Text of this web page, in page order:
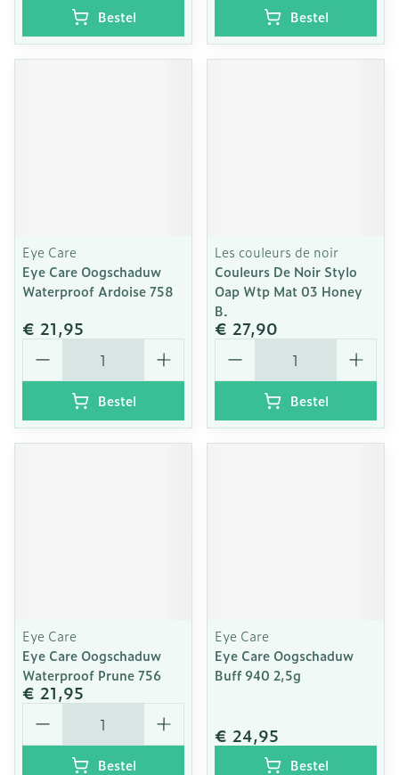
Bestel Bestel
Eye Care
Eye Care Oogschaduw
Waterproof Ardoise 758
€ 21,95
Aantal
Bestel
Les couleurs de noir
Couleurs De Noir Stylo
Oap Wtp Mat 03 Honey
B.
€ 27,90
Aantal
Bestel
Eye Care
Eye Care Oogschaduw
Waterproof Prune 756
€ 21,95
Aantal
Bestel
Eye Care
Eye Care Oogschaduw
Buff 940 2,5g
€ 24,95
Bestel